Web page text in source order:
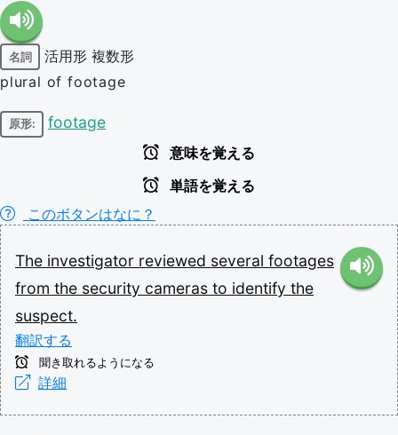
名詞 活用形 複数形
plural of footage
原形: footage
意味を覚える
単語を覚える
このボタンはなに？
The investigator reviewed several footages
from the security cameras to identify the
suspect.
翻訳する
聞き取れるようになる
詳細